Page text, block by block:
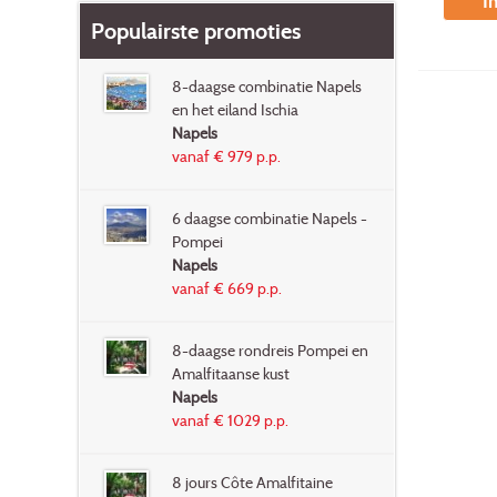
Populairste promoties
8-daagse combinatie Napels
en het eiland Ischia
Napels
vanaf € 979 p.p.
6 daagse combinatie Napels -
Pompei
Napels
vanaf € 669 p.p.
8-daagse rondreis Pompei en
Amalfitaanse kust
Napels
vanaf € 1029 p.p.
8 jours Côte Amalfitaine